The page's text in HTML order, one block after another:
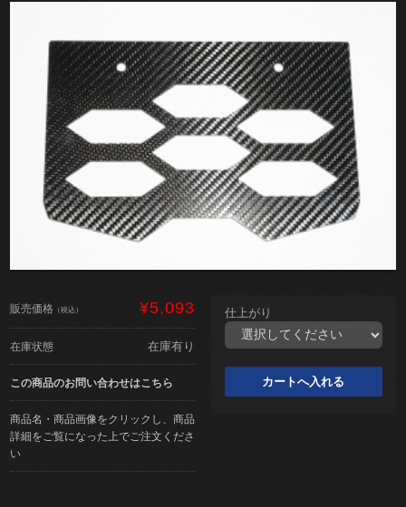
販売価格 （税込） ¥5,093
在庫状態 在庫有り
この商品のお問い合わせはこちら
商品名・商品画像をクリックし、商品
詳細をご覧になった上でご注文くださ
い
仕上がり